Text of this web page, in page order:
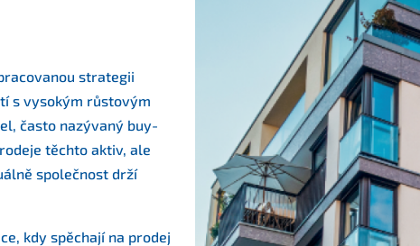
strategii
s vysokým růstovým
často nazývaný buy-
těchto aktiv, ale
společnost drží
kdy spěchají na prodej